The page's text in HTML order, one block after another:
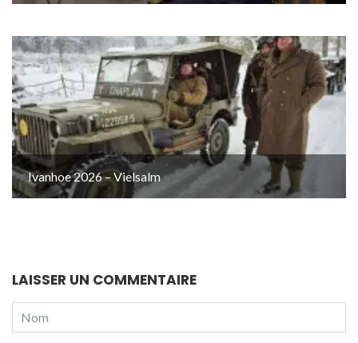
Ivanhoe 2026 – Vielsalm
LAISSER UN COMMENTAIRE